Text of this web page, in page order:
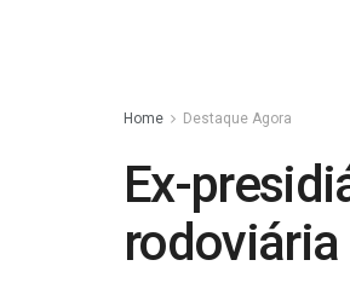
Home Destaque Agora
Ex-
rodoviária